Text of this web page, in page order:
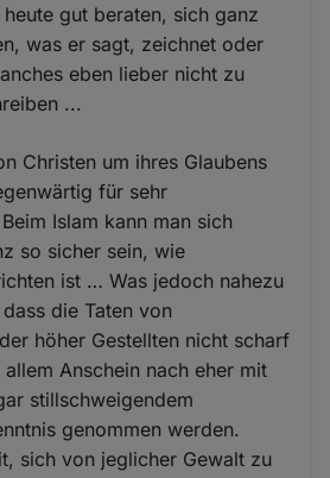
gut beraten, sich ganz
was er sagt, zeichnet oder
eben lieber nicht zu
...
Christen um ihres Glaubens
für sehr
Islam kann man sich
so sicher sein, wie
ist … Was jedoch nahezu
die Taten von
höher Gestellten nicht scharf
Anschein nach eher mit
stillschweigendem
genommen werden.
sich von jeglicher Gewalt zu